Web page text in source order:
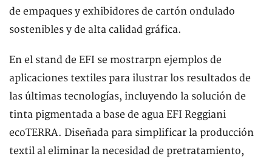
de empaques y exhibidores de cartón ondulado
sostenibles y de alta calidad gráfica.
En el stand de EFI se mostrarpn ejemplos de
aplicaciones textiles para ilustrar los resultados de
las últimas tecnologías, incluyendo la solución de
tinta pigmentada a base de agua EFI Reggiani
ecoTERRA. Diseñada para simplificar la producción
textil al eliminar la necesidad de pretratamiento,